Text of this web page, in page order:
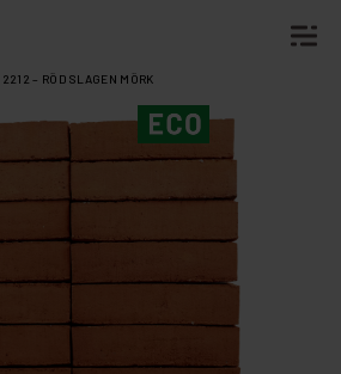
2212 – RÖD SLAGEN MÖRK